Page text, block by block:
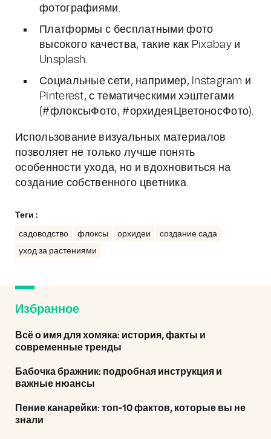
фотографиями.
Платформы с бесплатными фото
высокого качества, такие как Pixabay и
Unsplash.
Социальные сети, например, Instagram и
Pinterest, с тематическими хэштегами
(#флоксыФото, #орхидеяЦветоносФото).
Использование визуальных материалов
позволяет не только лучше понять
особенности ухода, но и вдохновиться на
создание собственного цветника.
Теги :
садоводство флоксы орхидеи
создание сада
уход за растениями
Избранное
Всё о имя для хомяка: история, факты и
современные тренды
Бабочка бражник: подробная инструкция и
важные нюансы
Пение канарейки: топ-10 фактов, которые вы не
знали